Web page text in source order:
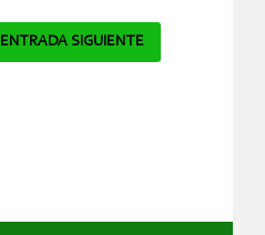
ENTRADA SIGUIENTE